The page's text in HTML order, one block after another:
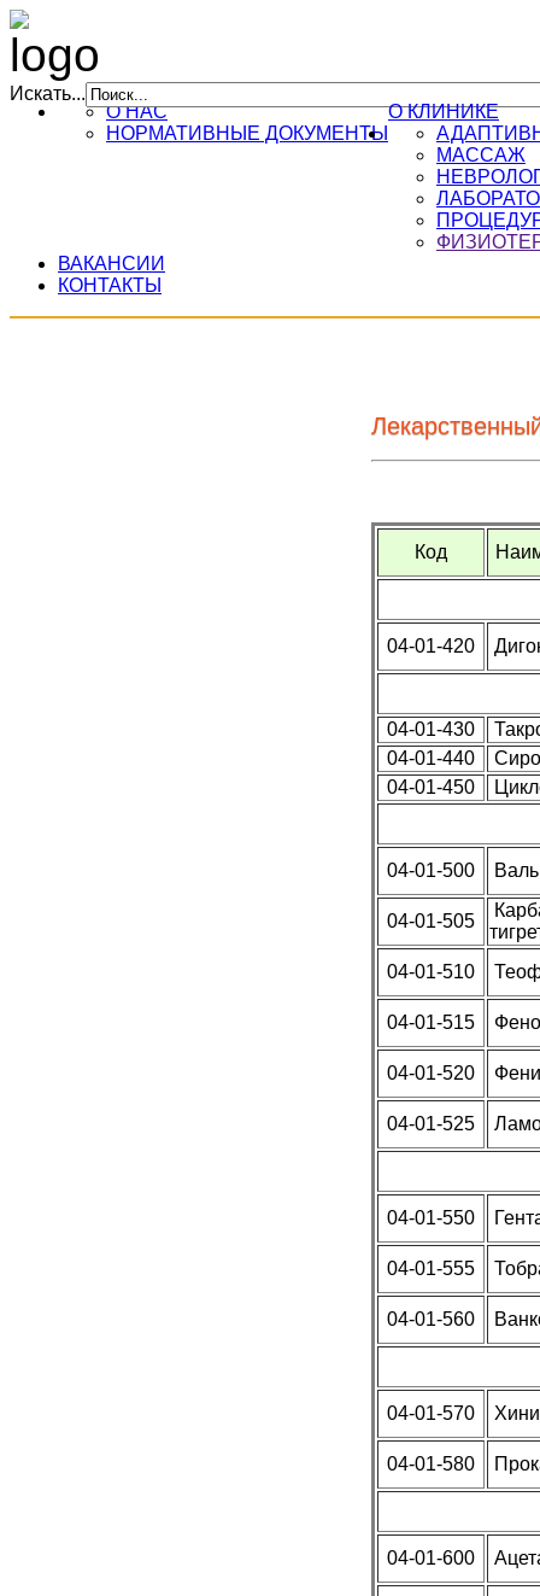
Искать...
О КЛИНИКЕ
О НАС
НОРМАТИВНЫЕ ДОКУМЕНТЫ
МАССАЖ
ВАКАНСИИ
КОНТАКТЫ
Код
04-01-420
04-01-430
04-01-440
04-01-450
04-01-500
04-01-505
04-01-510
04-01-515
04-01-520
04-01-525
04-01-550
04-01-555
04-01-560
04-01-570
04-01-580
04-01-600